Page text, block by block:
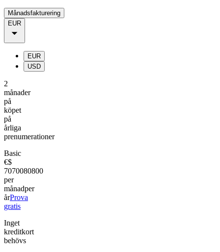
Månadsfakturering
EUR
EUR
USD
2
månader
på
köpet
på
årliga
prenumerationer
Basic
€$
7070080800
per
månadper
årProva
gratis
Inget
kreditkort
behövs